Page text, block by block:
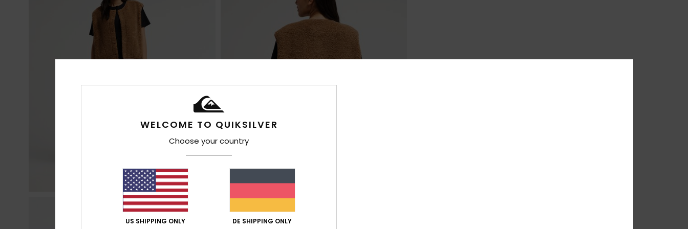
WELCOME TO QUIKSILVER
Choose your country
US SHIPPING ONLY DE SHIPPING ONLY